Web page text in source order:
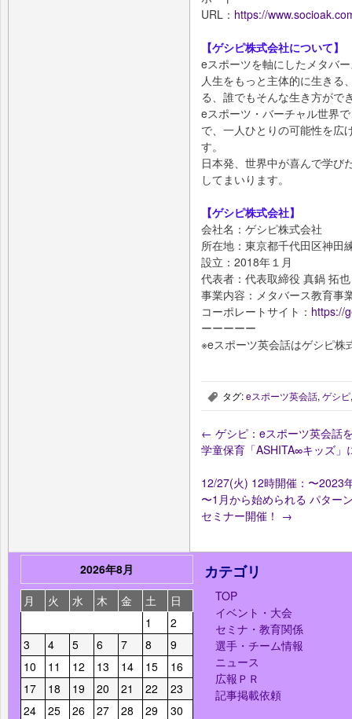
URL： https://
【ゲシピ株式会社について】
eスポーツを軸にしたメタバ
人生をもっと主体的に生きる
る、誰でもそんな生き方がで
eスポーツ・バーチャル世界
で、一人ひとりの可能性を広
す。
日本発、世界中が喜んで学び
してまいります。
【ゲシピ株式会社】
会社名：ゲシピ株式会社
所在地：東京都千代田区神田
設立：2018年１月
代表者：代表取締役 真鍋 拓也
事業内容：メタバース教育事
コーポレートサイト： https://
ーーーーー
※eスポーツ英会話はゲシピ株
, タグ:eスポーツ英会話, ゲシピ
← ゲシピ：eスポーツ英会話
学童保育「ASHITA∞キッズ」
12/27(火) 12時開催：〜2023
〜1月から始められる パター
セミナー開催！ →
2026年8月
月
火 水 木 金 土
日
1
2
3
4 5 6 7 8
9
10
11 12 13 14 15
16
17
18 19 20 21 22
23
24
25 26 27 28 29
30
カテゴリ
TOP
イベント・大会
セミナ・教育関係
選手・チーム情報
ニュース
広報ＰＲ
記事掲載依頼